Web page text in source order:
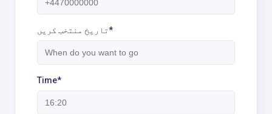
تاریخ منتخب کریں*
Time*